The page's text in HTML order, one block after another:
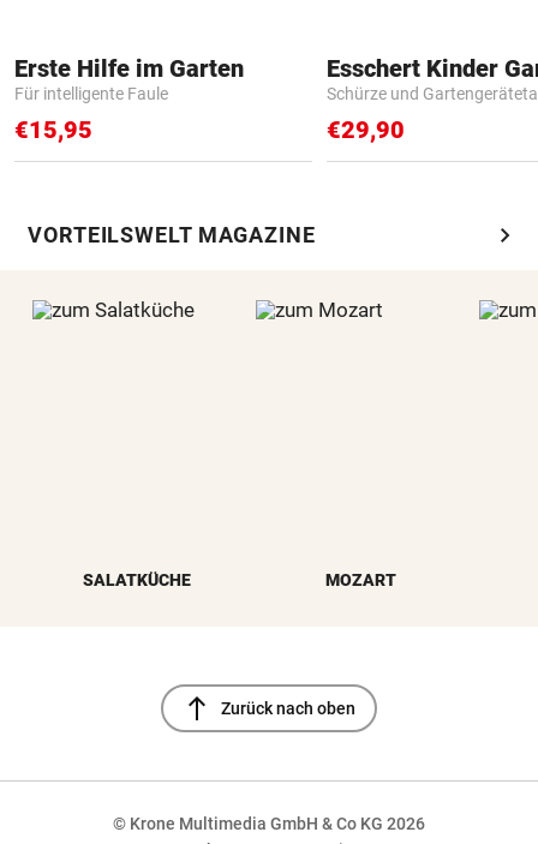
Erste Hilfe im Garten
Für intelligente Faule
€15,95
Schürze und
€29,90
VORTEILSWELT MAGAZINE chevron_right
SALATKÜCHE MOZART
north Zurück nach oben
© Krone Multimedia GmbH & Co KG 2026